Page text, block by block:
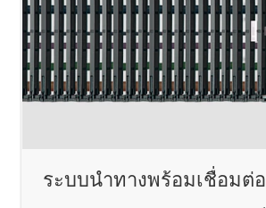
ระบบนำทางพร้อมเชื่อมต่อ